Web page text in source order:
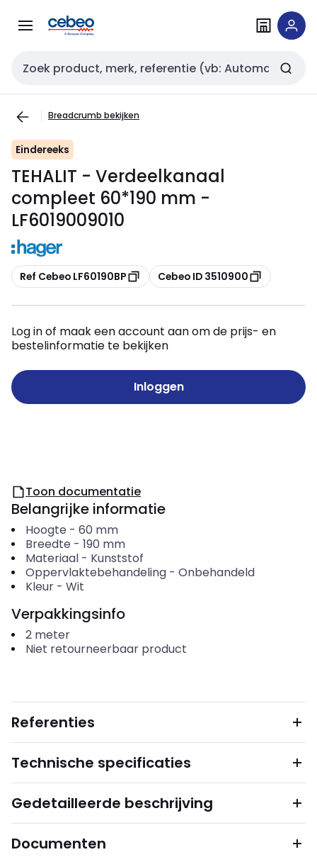
naar
naar
Zoekveld invoer
Breadcrumb bekijken
Eindereeks
TEHALIT - Verdeelkanaal
compleet 60*190 mm -
LF6019009010
Kopiëren
Ref Cebeo LF60190BP Kopiëren
Cebeo ID 3510900
Log in of maak een account aan om de prijs- en
bestelinformatie te bekijken
Inloggen
Toon documentatie
Belangrijke informatie
Hoogte - 60 mm
Breedte - 190 mm
Materiaal- Kunststof
Oppervlaktebehandeling- Onbehandeld
Kleur- Wit
Verpakkingsinfo
2 meter
Niet retourneerbaar product
Referenties
Technische specificaties
Gedetailleerde beschrijving
Documenten